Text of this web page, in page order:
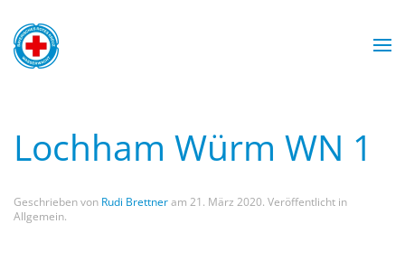
Zum Hauptinhalt springen
Lochham Würm WN 1
Geschrieben von Rudi Brettneram 21. März 2020. Veröffentlicht in
Allgemein.